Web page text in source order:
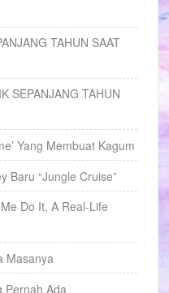
TAHUN SAAT
SEPANJANG TAHUN
Yang Membuat Kagum
Baru “Jungle Cruise”
Do It, A Real-Life
Masanya
Pernah Ada